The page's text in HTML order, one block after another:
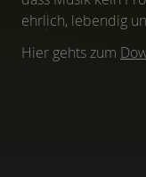
ehrlich, lebendig
Hier gehts zum